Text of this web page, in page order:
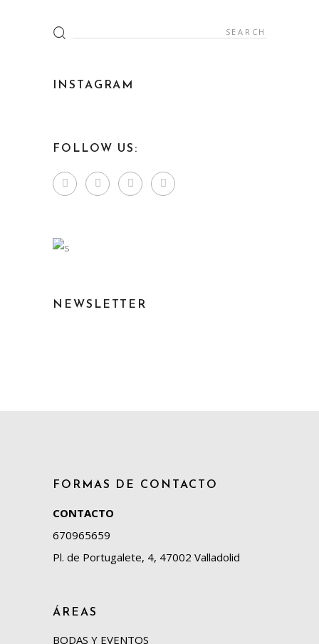
INSTAGRAM
FOLLOW US:
NEWSLETTER
FORMAS DE CONTACTO
CONTACTO
670965659
Pl. de Portugalete, 4, 47002 Valladolid
ÁREAS
BODAS Y EVENTOS